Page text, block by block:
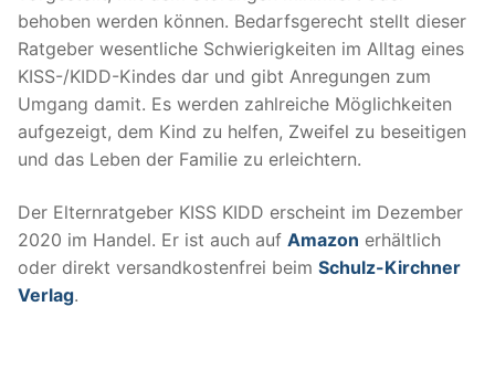
behoben werden können. Bedarfsgerecht stellt dieser
Ratgeber wesentliche Schwierigkeiten im Alltag eines
KISS-/KIDD-Kindes dar und gibt Anregungen zum
Umgang damit. Es werden zahlreiche Möglichkeiten
aufgezeigt, dem Kind zu helfen, Zweifel zu beseitigen
und das Leben der Familie zu erleichtern.
Der Elternratgeber KISS KIDD erscheint im Dezember
2020 im Handel. Er ist auch auf Amazon erhältlich
oder direkt versandkostenfrei beim Schulz-Kirchner
Verlag.